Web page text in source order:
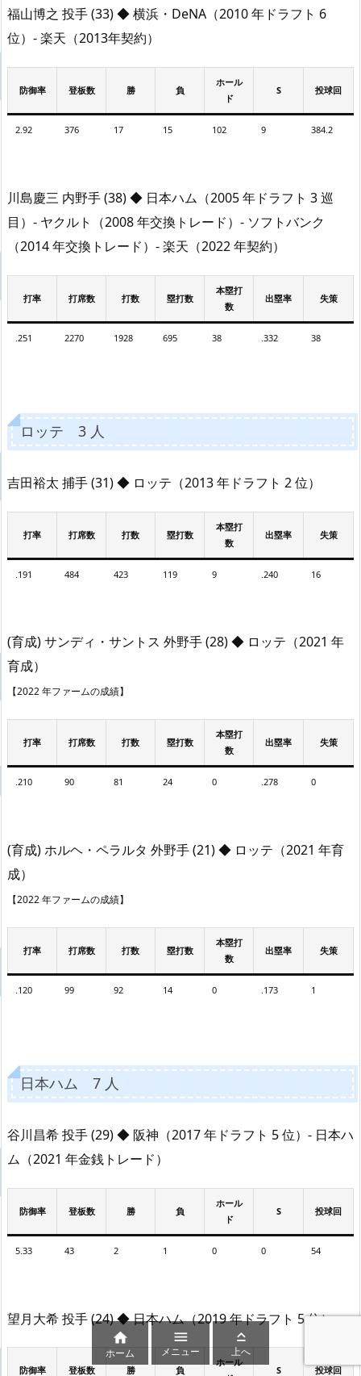
福山博之 投手 (33) ◆ 横浜・DeNA（2010 年ドラフト 6
位）- 楽天（2013年契約）
防御率 登板数 勝 負
ホール
ド
S 投球回
2.92 376 17 15 102 9 384.2
川島慶三 内野手 (38) ◆ 日本ハム（2005 年ドラフト 3 巡
目）- ヤクルト（2008 年交換トレード）- ソフトバンク
（2014 年交換トレード）- 楽天（2022 年契約）
打率 打席数 打数 塁打数
本塁打
数
出塁率 失策
.251 2270 1928 695 38 .332 38
ロッテ 3 人
吉田裕太 捕手 (31) ◆ ロッテ（2013 年ドラフト 2 位）
打率 打席数 打数 塁打数
本塁打
数
出塁率 失策
.191 484 423 119 9 .240 16
(育成) サンディ・サントス 外野手 (28) ◆ ロッテ（2021 年
育成）
【2022 年ファームの成績】
打率 打席数 打数 塁打数
本塁打
数
出塁率 失策
.210 90 81 24 0 .278 0
(育成) ホルヘ・ペラルタ 外野手 (21) ◆ ロッテ（2021 年育
成）
【2022 年ファームの成績】
打率 打席数 打数 塁打数
本塁打
数
出塁率 失策
.120 99 92 14 0 .173 1
日本ハム 7 人
谷川昌希 投手 (29) ◆ 阪神（2017 年ドラフト 5 位）- 日本ハ
ム（2021 年金銭トレード）
防御率 登板数 勝 負
ホール
ド
S 投球回
5.33 43 2 1 0 0 54
望月大希 投手 (24) ◆ 日本ハム（2019 年ドラフト 5 位）
防御率 登板数 勝 負
ホール
S 投球回

ホーム

メニュー

上へ